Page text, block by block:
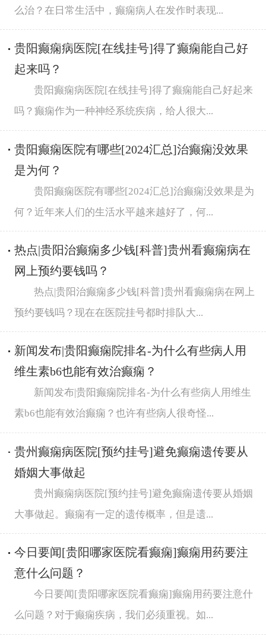
么治？在日常生活中，癫痫病人在发作时表现...
贵阳癫痫病医院[在线挂号]得了癫痫能自己好
起来吗？
贵阳癫痫病医院[在线挂号]得了癫痫能自己好起来
吗？癫痫作为一种神经系统疾病，给人很大...
贵阳癫痫医院有哪些[2024汇总]治癫痫没效果
是为何？
贵阳癫痫医院有哪些[2024汇总]治癫痫没效果是为
何？近年来人们的生活水平越来越好了，何...
热点|贵阳治癫痫多少钱[科普]贵州看癫痫病在
网上预约要钱吗？
热点|贵阳治癫痫多少钱[科普]贵州看癫痫病在网上
预约要钱吗？现在在医院挂号都时排队大...
新闻发布|贵阳癫痫院排名-为什么有些病人用
维生素b6也能有效治癫痫？
新闻发布|贵阳癫痫院排名-为什么有些病人用维生
素b6也能有效治癫痫？也许有些病人很奇怪...
贵州癫痫病医院[预约挂号]避免癫痫遗传要从
婚姻大事做起
贵州癫痫病医院[预约挂号]避免癫痫遗传要从婚姻
大事做起。癫痫有一定的遗传概率，但是遗...
今日要闻[贵阳哪家医院看癫痫]癫痫用药要注
意什么问题？
今日要闻[贵阳哪家医院看癫痫]癫痫用药要注意什
么问题？对于癫痫疾病，我们必须重视。如...